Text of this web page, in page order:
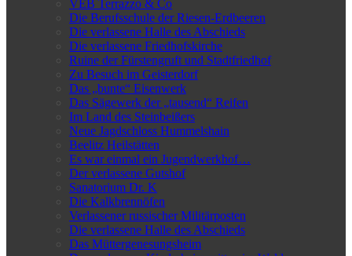
VEB Terrazzo & Co
Die Berufsschule der Riesen-Erdbeeren
Die verlassene Halle des Abschieds
Die verlassene Friedhofskirche
Ruine der Fürstengruft und Stadtfriedhof
Zu Besuch im Geisterdorf
Das „bunte“ Eisenwerk
Das Sägewerk der „tausend“ Reifen
Im Land des Steinbeißers
Neue Jagdschloss Hummelshain
Beelitz Heilstätten
Es war einmal ein Jugendwerkhof…
Der verlassene Gutshof
Sanatorium Dr. K
Die Kalkbrennöfen
Verlassener russischer Militärposten
Die verlassene Halle des Abschieds
Das Müttergenesungsheim